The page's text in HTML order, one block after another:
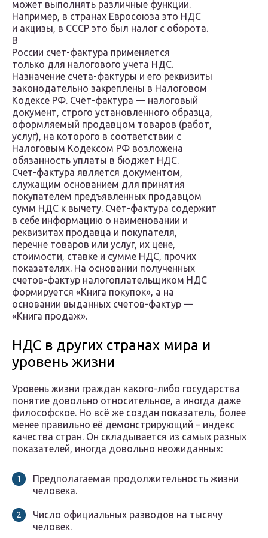
может выполнять различные функции.
Например, в странах Евросоюза это НДС
и акцизы, в СССР это был налог с оборота.
В
России счет-фактура применяется
только для налогового учета НДС.
Назначение счета-фактуры и его реквизиты
законодательно закреплены в Налоговом
Кодексе РФ. Счёт-фактура — налоговый
документ, строго установленного образца,
оформляемый продавцом товаров (работ,
услуг), на которого в соответствии с
Налоговым Кодексом РФ возложена
обязанность уплаты в бюджет НДС.
Счет-фактура является документом,
служащим основанием для принятия
покупателем предъявленных продавцом
сумм НДС к вычету. Счёт-фактура содержит
в себе информацию о наименовании и
реквизитах продавца и покупателя,
перечне товаров или услуг, их цене,
стоимости, ставке и сумме НДС, прочих
показателях. На основании полученных
счетов-фактур налогоплательщиком НДС
формируется «Книга покупок», а на
основании выданных счетов-фактур —
«Книга продаж».
НДС в других странах мира и
уровень жизни
Уровень жизни граждан какого-либо государства
понятие довольно относительное, а иногда даже
философское. Но всё же создан показатель, более
менее правильно её демонстрирующий – индекс
качества стран. Он складывается из самых разных
показателей, иногда довольно неожиданных:
Предполагаемая продолжительность жизни
человека.
Число официальных разводов на тысячу
человек.